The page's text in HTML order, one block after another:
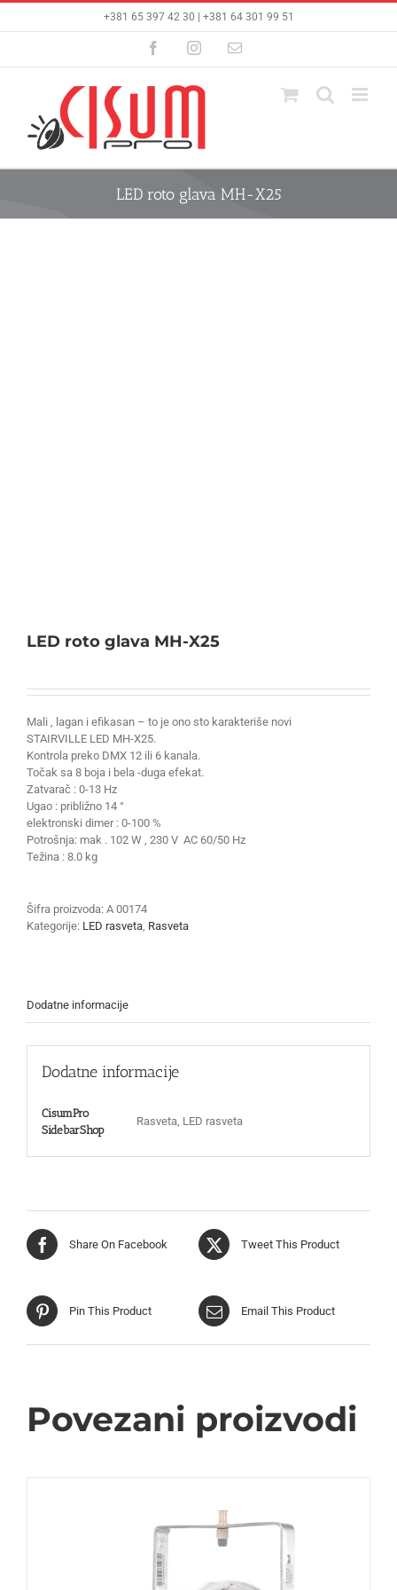
+381 65 397 42 30 | +381 64 301 99 51
FacebookInstagramEmail
LED roto glava MH-X25
LED roto glava MH-X25
Mali , lagan i efikasan – to je ono sto karakteriše novi
STAIRVILLE LED MH-X25.
Kontrola preko DMX 12 ili 6 kanala.
Točak sa 8 boja i bela -duga efekat.
Zatvarač : 0-13 Hz
Ugao : približno 14 °
elektronski dimer : 0-100 %
Potrošnja: mak . 102 W , 230 V AC 60/50 Hz
Težina : 8.0 kg
Šifra proizvoda: A 00174
Kategorije: LED rasveta, Rasveta
Dodatne informacije
Dodatne informacije
CisumPro
SidebarShop
Rasveta, LED rasveta
Share On Facebook Tweet This Product
Pin This Product Email This Product
Povezani proizvodi